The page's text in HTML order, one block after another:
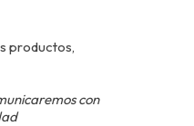
productos,
con